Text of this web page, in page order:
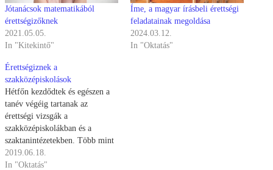
Jótanácsok matematikából
érettségizőknek
2021.05.05.
In "Kitekintő"
Íme, a magyar írásbeli érettségi
feladatainak megoldása
2024.03.12.
In "Oktatás"
Érettségiznek a
szakközépiskolások
Hétfőn kezdődtek és egészen a
tanév végéig tartanak az
érettségi vizsgák a
szakközépiskolákban és a
szaktanintézetekben. Több mint
8000 diák kezdte meg az
érettségit. A két-, három- és
2019.06.18.
In "Oktatás"